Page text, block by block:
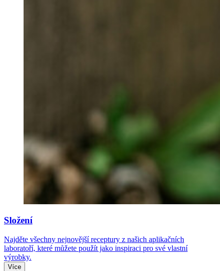
Složení
Najděte všechny nejnovější receptury z našich aplikačních
laboratoří, které můžete použít jako inspiraci pro své vlastní
výrobky.
Více